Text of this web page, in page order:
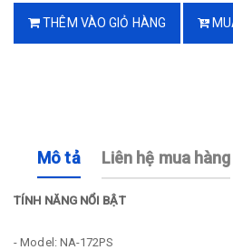
THÊM VÀO GIỎ HÀNG
Mô tả Liên hệ mua hàng
TÍNH NĂNG NỔI BẬT
- Model: NA-172PS